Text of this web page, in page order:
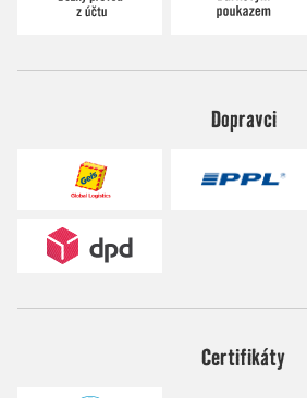
Dopravci
Certifikáty